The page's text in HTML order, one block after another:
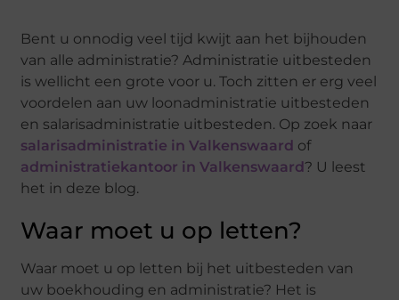
Bent u onnodig veel tijd kwijt aan het bijhouden
van alle administratie? Administratie uitbesteden
is wellicht een grote voor u. Toch zitten er erg veel
voordelen aan uw loonadministratie uitbesteden
en salarisadministratie uitbesteden. Op zoek naar
salarisadministratie in Valkenswaard of
administratiekantoor in Valkenswaard? U leest
het in deze blog.
Waar moet u op letten?
Waar moet u op letten bij het uitbesteden van
uw boekhouding en administratie? Het is